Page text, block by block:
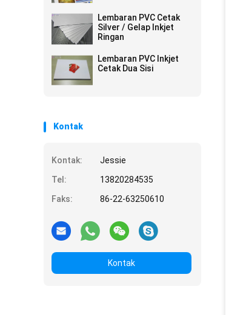
Lembaran PVC Cetak
Silver / Gelap Inkjet
Ringan
Lembaran PVC Inkjet
Cetak Dua Sisi
Kontak
Kontak:
Jessie
Tel:
13820284535
Faks:
86-22-63250610
Kontak